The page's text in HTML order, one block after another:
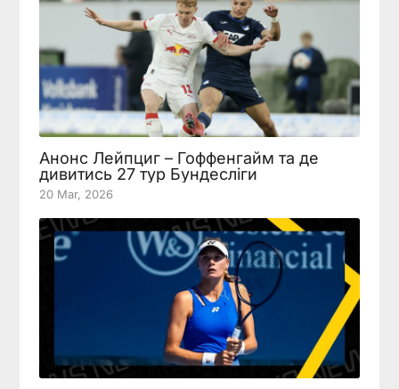
Анонс Лейпциг – Гоффенгайм та де
дивитись 27 тур Бундесліги
20 Mar, 2026